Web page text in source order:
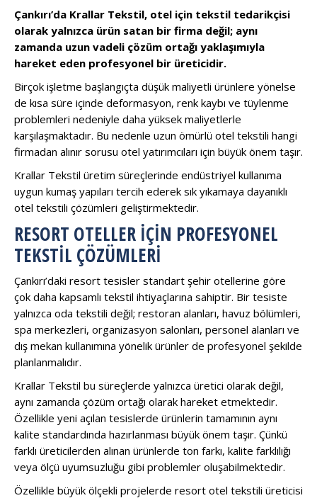
Çankırı’da Krallar Tekstil, otel için tekstil tedarikçisi
olarak yalnızca ürün satan bir firma değil; aynı
zamanda uzun vadeli çözüm ortağı yaklaşımıyla
hareket eden profesyonel bir üreticidir.
Birçok işletme başlangıçta düşük maliyetli ürünlere yönelse
de kısa süre içinde deformasyon, renk kaybı ve tüylenme
problemleri nedeniyle daha yüksek maliyetlerle
karşılaşmaktadır. Bu nedenle uzun ömürlü otel tekstili hangi
firmadan alınır sorusu otel yatırımcıları için büyük önem taşır.
Krallar Tekstil üretim süreçlerinde endüstriyel kullanıma
uygun kumaş yapıları tercih ederek sık yıkamaya dayanıklı
otel tekstili çözümleri geliştirmektedir.
RESORT OTELLER İÇIN PROFESYONEL
TEKSTIL ÇÖZÜMLERI
Çankırı’daki resort tesisler standart şehir otellerine göre
çok daha kapsamlı tekstil ihtiyaçlarına sahiptir. Bir tesiste
yalnızca oda tekstili değil; restoran alanları, havuz bölümleri,
spa merkezleri, organizasyon salonları, personel alanları ve
dış mekan kullanımına yönelik ürünler de profesyonel şekilde
planlanmalıdır.
Krallar Tekstil bu süreçlerde yalnızca üretici olarak değil,
aynı zamanda çözüm ortağı olarak hareket etmektedir.
Özellikle yeni açılan tesislerde ürünlerin tamamının aynı
kalite standardında hazırlanması büyük önem taşır. Çünkü
farklı üreticilerden alınan ürünlerde ton farkı, kalite farklılığı
veya ölçü uyumsuzluğu gibi problemler oluşabilmektedir.
Özellikle büyük ölçekli projelerde resort otel tekstili üreticisi